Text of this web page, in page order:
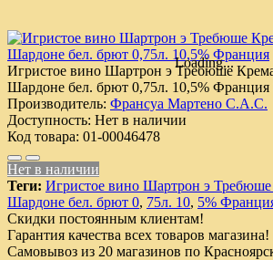
Loading...
Игристое вино Шартрон э Требюше
Шардоне бел. брют 0,75л. 10,5% Франция
Производитель: Франсуа Мартено С.А.С.
Доступность: Нет в наличии
Код товара: 01-00046478
Нет в наличии
Теги: Игристое вино Шартрон э Требюше
Шардоне бел. брют 0, 75л. 10, 5%
Скидки постоянным клиентам!
Гарантия качества всех товаров магазина!
Самовывоз из 20 магазинов по